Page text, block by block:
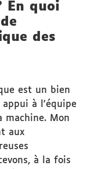
En quoi
des
est un bien
à l'équipe
Mon
aux
à la fois